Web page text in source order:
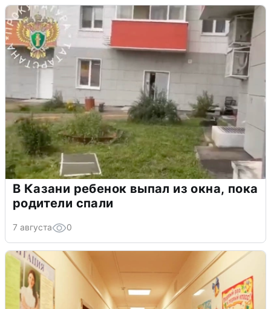
В Казани ребенок выпал из окна, пока
родители спали
7 августа 0